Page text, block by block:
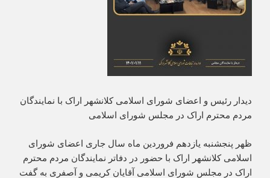
دیدار رئیس و اعضای شورای اسلامی کلانشهر اراک با نمایندگان
مردم محترم اراک در مجلس شورای اسلامی
ظهر پنجشنبه یازدهم فروردین ماه سال جاری اعضای شورای
اسلامی کلانشهر اراک با حضور در دفاتر نمایندگان مردم محترم
اراک در مجلس شورای اسلامی آقایان کریمی و آصفری به گفت